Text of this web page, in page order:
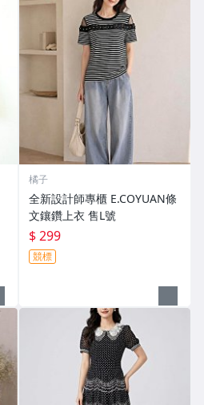
橘子
全新設計師專櫃 E.COYUAN條
文鑲鑽上衣 售L號
$ 299
競標